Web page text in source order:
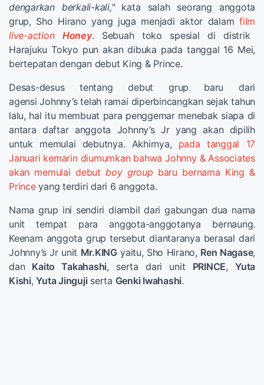
dengarkan berkali-kali,"kata salah seorang anggota
grup, Sho Hirano yang juga menjadi aktor dalam film
live-action Honey. Sebuah toko spesial di distrik
Harajuku Tokyo pun akan dibuka pada tanggal 16 Mei,
bertepatan dengan debut King & Prince.
Desas-desus tentang debut grup baru dari
agensi Johnny’s telah ramai diperbincangkan sejak tahun
lalu, hal itu membuat para penggemar menebak siapa di
antara daftar anggota Johnny’s Jr yang akan dipilih
untuk memulai debutnya. Akhirnya, pada tanggal 17
Januari kemarin diumumkan bahwa Johnny & Associates
akan memulai debut boy group baru bernama King &
Princeyang terdiri dari 6 anggota.
Nama grup ini sendiri diambil dari gabungan dua nama
unit tempat para anggota-anggotanya bernaung.
Keenam anggota grup tersebut diantaranya berasal dari
Johnny’s Jr unit Mr.KINGyaitu, Sho Hirano, Ren Nagase,
dan Kaito Takahashi, serta dari unit PRINCE,Yuta
Kishi,Yuta Jinguji serta Genki Iwahashi.